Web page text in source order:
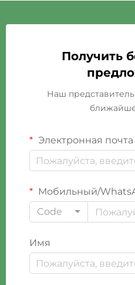
Получить
Наш
Электронная почта
Мобильный/
Code
Имя